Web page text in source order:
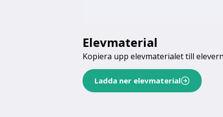
Elevmaterial
Kopiera upp elevmaterialet till
Ladda ner elevmaterial